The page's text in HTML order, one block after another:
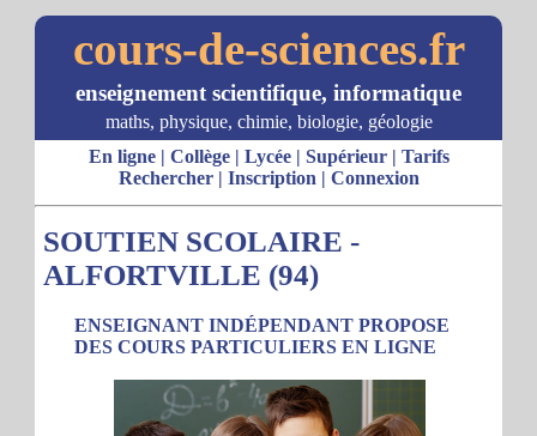
cours-de-sciences.fr
enseignement scientifique, informatique
maths, physique, chimie, biologie, géologie
En ligne| Collège| Lycée| Supérieur| Tarifs
Rechercher| Inscription | Connexion
SOUTIEN SCOLAIRE -
ALFORTVILLE (94)
ENSEIGNANT INDÉPENDANT PROPOSE
DES COURS PARTICULIERS EN LIGNE